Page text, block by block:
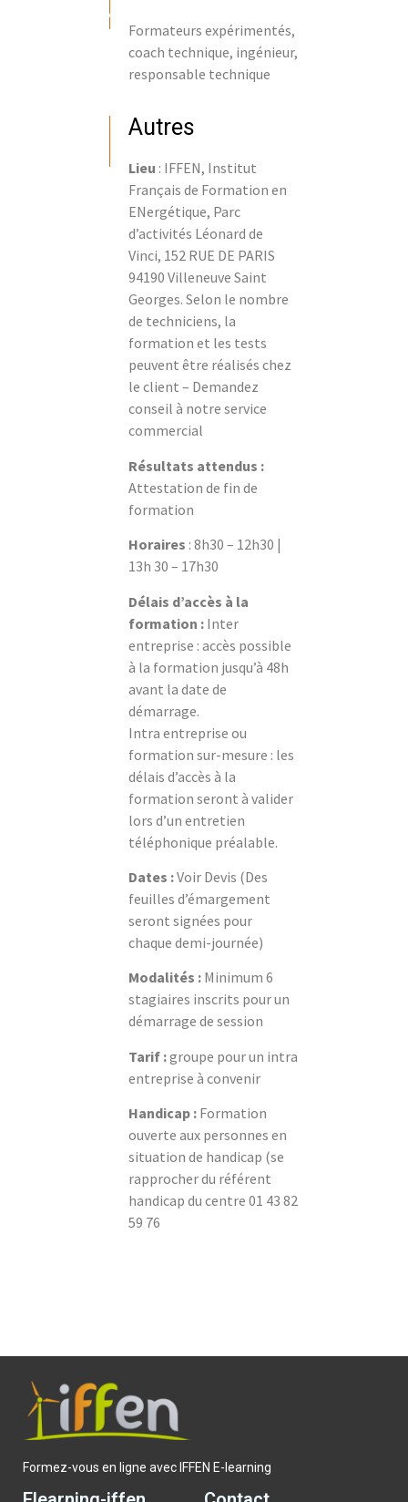
Formateurs expérimentés,
coach technique, ingénieur,
responsable technique
Autres
Lieu : IFFEN, Institut
Français de Formation en
ENergétique, Parc
d’activités Léonard de
Vinci, 152 RUE DE PARIS
94190 Villeneuve Saint
Georges. Selon le nombre
de techniciens, la
formation et les tests
peuvent être réalisés chez
le client – Demandez
conseil à notre service
commercial
Résultats attendus :
Attestation de fin de
formation
Horaires : 8h30 – 12h30 |
13h 30 – 17h30
Délais d’accès à la
formation : Inter
entreprise : accès possible
à la formation jusqu’à 48h
avant la date de
démarrage.
Intra entreprise ou
formation sur-mesure : les
délais d’accès à la
formation seront à valider
lors d’un entretien
téléphonique préalable.
Dates :Voir Devis (Des
feuilles d’émargement
seront signées pour
chaque demi-journée)
Modalités : Minimum 6
stagiaires inscrits pour un
démarrage de session
Tarif :groupe pour un intra
entreprise à convenir
Handicap : Formation
ouverte aux personnes en
situation de handicap (se
rapprocher du référent
handicap du centre 01 43 82
59 76
Formez-vous en ligne avec IFFEN E-learning